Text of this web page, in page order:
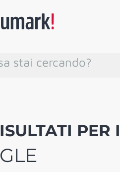
stai cercando?
PER